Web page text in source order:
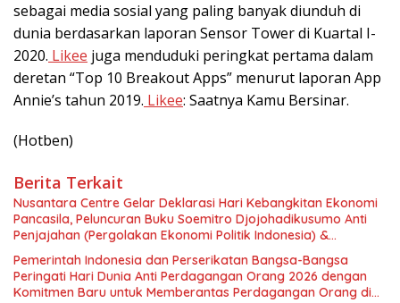
sebagai media sosial yang paling banyak diunduh di
dunia berdasarkan laporan Sensor Tower di Kuartal I-
2020. Likee juga menduduki peringkat pertama dalam
deretan “Top 10 Breakout Apps” menurut laporan App
Annie’s tahun 2019. Likee: Saatnya Kamu Bersinar.
(Hotben)
Berita Terkait
Nusantara Centre Gelar Deklarasi Hari Kebangkitan Ekonomi
Pancasila, Peluncuran Buku Soemitro Djojohadikusumo Anti
Penjajahan (Pergolakan Ekonomi Politik Indonesia) &
Simposium Nasional “Urgensi Undang-Undang Perekonomian
Nasional dan Kesejahteraan Sosial dalam Menata Bangsa
Menuju Indonesia Emas 2045”,
Pemerintah Indonesia dan Perserikatan Bangsa-Bangsa
Peringati Hari Dunia Anti Perdagangan Orang 2026 dengan
Komitmen Baru untuk Memberantas Perdagangan Orang di